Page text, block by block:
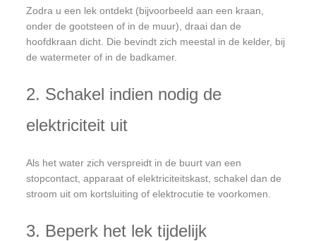
Zodra u een lek ontdekt (bijvoorbeeld aan een kraan,
onder de gootsteen of in de muur), draai dan de
hoofdkraan dicht. Die bevindt zich meestal in de kelder, bij
de watermeter of in de badkamer.
2. Schakel indien nodig de
elektriciteit uit
Als het water zich verspreidt in de buurt van een
stopcontact, apparaat of elektriciteitskast, schakel dan de
stroom uit om kortsluiting of elektrocutie te voorkomen.
3. Beperk het lek tijdelijk